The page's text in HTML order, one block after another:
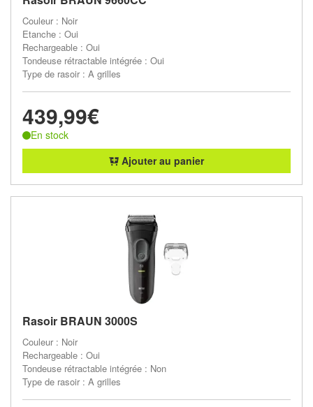
Couleur : Noir
Etanche : Oui
Rechargeable : Oui
Tondeuse rétractable intégrée : Oui
Type de rasoir : A grilles
439,99€
En stock
Ajouter au panier
Rasoir BRAUN 3000S
Couleur : Noir
Rechargeable : Oui
Tondeuse rétractable intégrée : Non
Type de rasoir : A grilles